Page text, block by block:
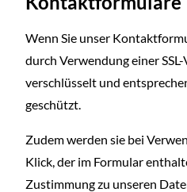
Wenn Sie unser
durch Verwendung einer
verschlüsselt und
geschützt.
Zudem werden sie bei
Klick, der im Formular
Zustimmung zu unseren